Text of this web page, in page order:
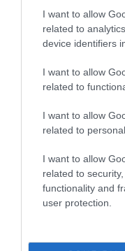
I want to allow
related to
device identifiers
I want to allow
related to
I want to allow
related to
I want to allow
related to
functionality and
user protection.